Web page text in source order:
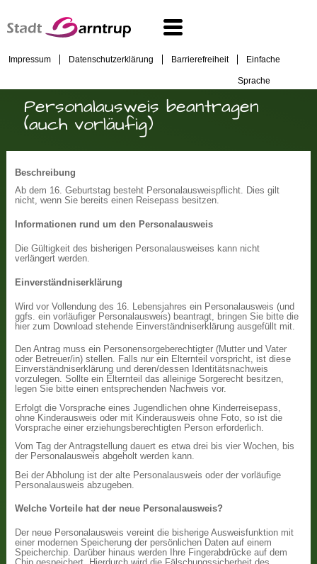
Impressum Datenschutzerklärung Barrierefreiheit Einfache
Sprache
Personalausweis beantragen
(auch vorläufig)
Beschreibung
Ab dem 16. Geburtstag besteht Personalausweispflicht. Dies gilt
nicht, wenn Sie bereits einen Reisepass besitzen.
Informationen rund um den Personalausweis
Die Gültigkeit des bisherigen Personalausweises kann nicht
verlängert werden.
Einverständniserklärung
Wird vor Vollendung des 16. Lebensjahres ein Personalausweis (und
ggfs. ein vorläufiger Personalausweis) beantragt, bringen Sie bitte die
hier zum Download stehende Einverständniserklärung ausgefüllt mit.
Den Antrag muss ein Personensorgeberechtigter (Mutter und Vater
oder Betreuer/in) stellen. Falls nur ein Elternteil vorspricht, ist diese
Einverständniserklärung und deren/dessen Identitätsnachweis
vorzulegen. Sollte ein Elternteil das alleinige Sorgerecht besitzen,
legen Sie bitte einen entsprechenden Nachweis vor.
Erfolgt die Vorsprache eines Jugendlichen ohne Kinderreisepass,
ohne Kinderausweis oder mit Kinderausweis ohne Foto, so ist die
Vorsprache einer erziehungsberechtigten Person erforderlich.
Vom Tag der Antragstellung dauert es etwa drei bis vier Wochen, bis
der Personalausweis abgeholt werden kann.
Bei der Abholung ist der alte Personalausweis oder der vorläufige
Personalausweis abzugeben.
Welche Vorteile hat der neue Personalausweis?
Der neue Personalausweis vereint die bisherige Ausweisfunktion mit
einer modernen Speicherung der persönlichen Daten auf einem
Speicherchip. Darüber hinaus werden Ihre Fingerabdrücke auf dem